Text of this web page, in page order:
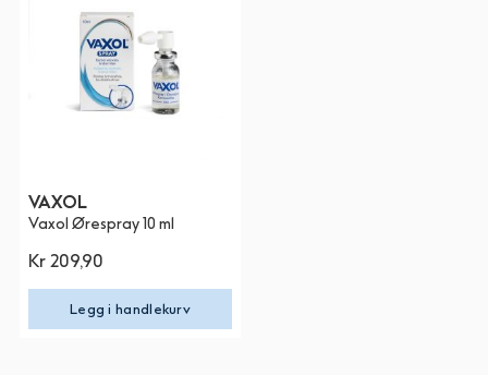
VAXOL
Vaxol Ørespray 10 ml
Kr 209,90
Legg i handlekurv